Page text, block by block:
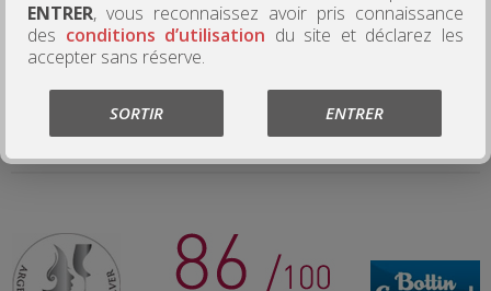
Suivez nous sur notre page facebook
Commander
ENTRER, vous reconnaissez avoir pris connaissance
des conditions d’utilisation du site et déclarez les
accepter sans réserve.
SORTIR ENTRER